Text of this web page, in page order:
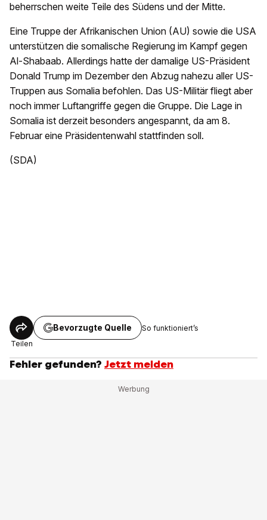
beherrschen weite Teile des Südens und der Mitte.
Eine Truppe der Afrikanischen Union (AU) sowie die USA
unterstützen die somalische Regierung im Kampf gegen
Al-Shabaab. Allerdings hatte der damalige US-Präsident
Donald Trump im Dezember den Abzug nahezu aller US-
Truppen aus Somalia befohlen. Das US-Militär fliegt aber
noch immer Luftangriffe gegen die Gruppe. Die Lage in
Somalia ist derzeit besonders angespannt, da am 8.
Februar eine Präsidentenwahl stattfinden soll.
(SDA)
Teilen
Bevorzugte Quelle So funktioniert’s
Fehler gefunden? Jetzt melden